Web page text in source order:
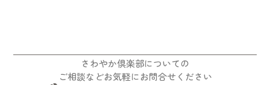
さわやか倶楽部についての
ご相談などお気軽にお問合せください